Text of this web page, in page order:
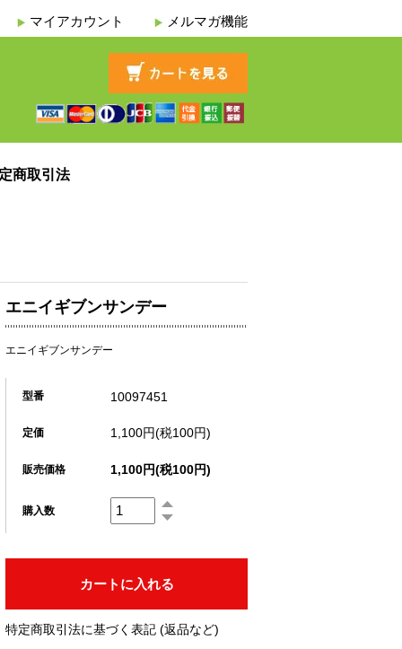
マイアカウント メルマガ機能
商取引法
エニイギブンサンデー
エニイギブンサンデー
型番 10097451
定価 1,100円(税100円)
販売価格 1,100円(税100円)
購入数
特定商取引法に基づく表記 (返品など)